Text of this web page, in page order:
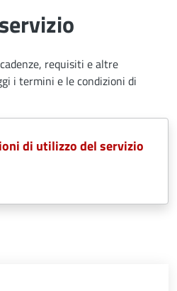
requisiti e altre
i termini e le condizioni di
di utilizzo del servizio